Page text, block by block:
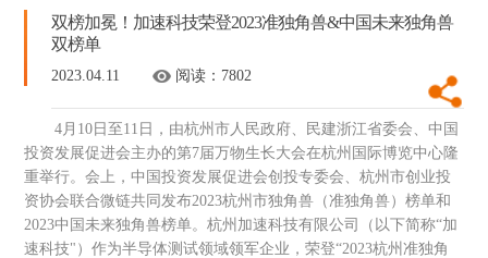
双榜加冕！加速科技荣登2023准独角兽&中国未来独角兽
双榜单
2023.04.11 阅读： 7802
4月10日至11日，由杭州市人民政府、民建浙江省委会、中国
投资发展促进会主办的第7届万物生长大会在杭州国际博览中心隆
重举行。会上，中国投资发展促进会创投专委会、杭州市创业投
资协会联合微链共同发布2023杭州市独角兽（准独角兽）榜单和
2023中国未来独角兽榜单。杭州加速科技有限公司（以下简称“加
速科技"）作为半导体测试领域领军企业，荣登“2023杭州准独角